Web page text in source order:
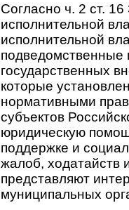
Согласно ч. 2 ст.
исполнительной
исполнительной
подведомственные
государственных
которые
нормативными
субъектов
юридическую
поддержке и
жалоб, ходатайств
представляют
муниципальных